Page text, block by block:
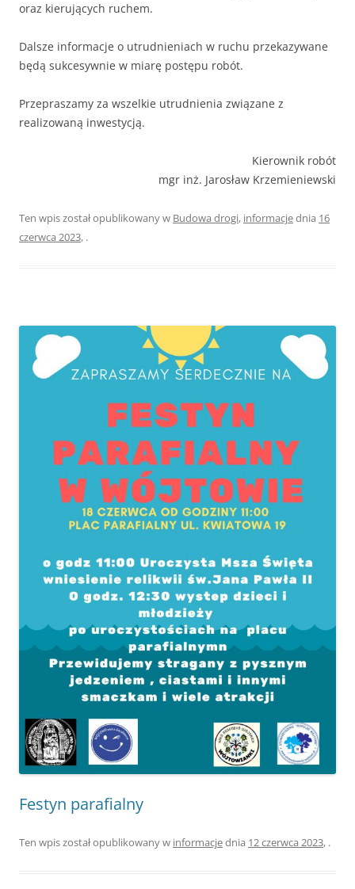
oraz kierujących ruchem.
Dalsze informacje o utrudnieniach w ruchu przekazywane
będą sukcesywnie w miarę postępu robót.
Przepraszamy za wszelkie utrudnienia związane z
realizowaną inwestycją.
Kierownik robót
mgr inż. Jarosław Krzemieniewski
Ten wpis został opublikowany w Budowa drogi, informacjednia 16
czerwca 2023, .
Festyn parafialny
Ten wpis został opublikowany w informacjednia 12 czerwca 2023, .